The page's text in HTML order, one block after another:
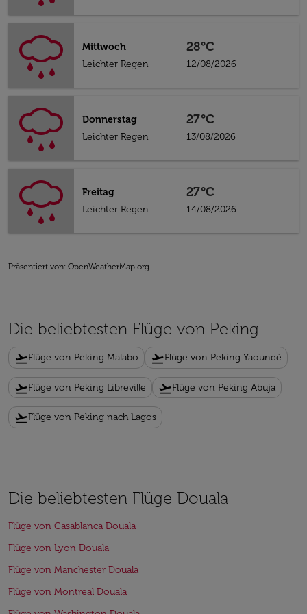
Mittwoch
Leichter Regen
28°C
12/08/2026
Donnerstag
Leichter Regen
27°C
13/08/2026
Freitag
Leichter Regen
27°C
14/08/2026
Präsentiert von: OpenWeatherMap.org
Die beliebtesten Flüge von Peking
flight_takeoffFlüge von Peking Malabo flight_takeoffFlüge von Peking Yaoundé
flight_takeoffFlüge von Peking Libreville flight_takeoffFlüge von Peking Abuja
flight_takeoffFlüge von Peking nach Lagos
Die beliebtesten Flüge Douala
Flüge von Casablanca Douala
Flüge von Lyon Douala
Flüge von Manchester Douala
Flüge von Montreal Douala